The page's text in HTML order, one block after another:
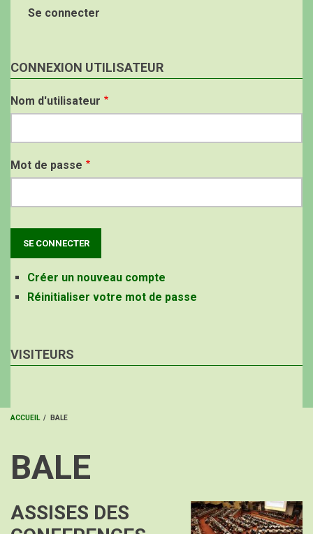
Se connecter
CONNEXION UTILISATEUR
Nom d'utilisateur
Mot de passe
Créer un nouveau compte
Réinitialiser votre mot de passe
VISITEURS
D'ARIANE
ACCUEIL / BALE
BALE
Image
ASSISES DES